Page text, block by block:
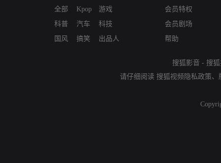
全部
科普
国风
Kpop
汽车
搞笑
游戏
科技
出品人
会员特权
会员剧场
帮助
搜狐影音 - 搜
请仔细阅读 搜狐视频隐私政策、